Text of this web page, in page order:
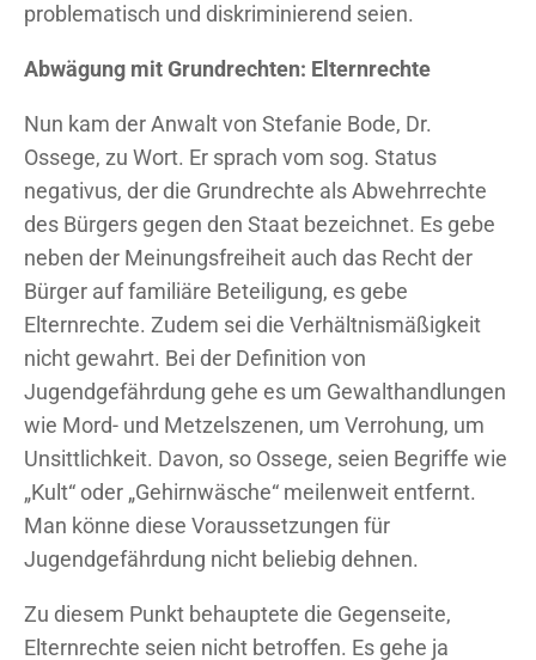
problematisch und diskriminierend seien.
Abwägung mit Grundrechten: Elternrechte
Nun kam der Anwalt von Stefanie Bode, Dr.
Ossege, zu Wort. Er sprach vom sog. Status
negativus, der die Grundrechte als Abwehrrechte
des Bürgers gegen den Staat bezeichnet. Es gebe
neben der Meinungsfreiheit auch das Recht der
Bürger auf familiäre Beteiligung, es gebe
Elternrechte. Zudem sei die Verhältnismäßigkeit
nicht gewahrt. Bei der Definition von
Jugendgefährdung gehe es um Gewalthandlungen
wie Mord- und Metzelszenen, um Verrohung, um
Unsittlichkeit. Davon, so Ossege, seien Begriffe wie
„Kult“ oder „Gehirnwäsche“ meilenweit entfernt.
Man könne diese Voraussetzungen für
Jugendgefährdung nicht beliebig dehnen.
Zu diesem Punkt behauptete die Gegenseite,
Elternrechte seien nicht betroffen. Es gehe ja